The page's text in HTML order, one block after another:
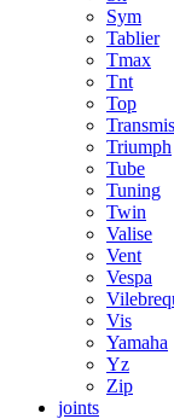
Sym
Tablier
Tmax
Tnt
Top
Triumph
Tube
Tuning
Twin
Valise
Vent
Vespa
Vis
Yamaha
Yz
Zip
joints